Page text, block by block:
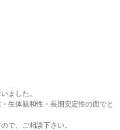
ました。
生体親和性・長期安定性の面でと
で、ご相談下さい。